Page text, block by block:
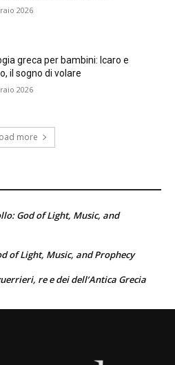
2026
greca per bambini: Icaro e
il sogno di volare
2026
more
God of Light, Music, and
of Light, Music, and Prophecy
re e dei dell’Antica Grecia